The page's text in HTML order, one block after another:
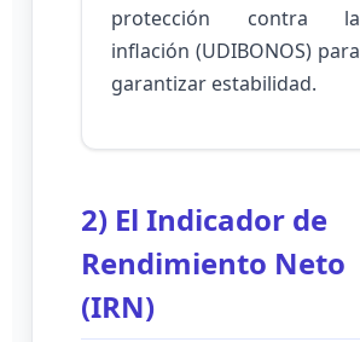
protección contra la
inflación (UDIBONOS) para
garantizar estabilidad.
2) El Indicador de
Rendimiento Neto
(IRN)